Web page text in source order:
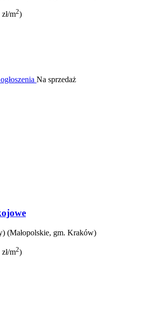
m2)
Na sprzedaż
(Małopolskie, gm. Kraków)
m2)